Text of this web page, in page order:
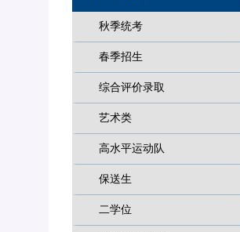
秋季统考
春季招生
综合评价录取
艺术类
高水平运动队
保送生
二学位